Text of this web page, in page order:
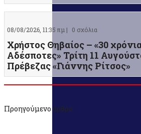
08/08/2026, 11:35 πμ | 0 σχόλια
Χρήστος Θηβαίος – «30
Αδέσποτες» Τρίτη 11
Πρέβεζας «Γιάννης Ρίτσος»
Προηγούμενο άρθρο